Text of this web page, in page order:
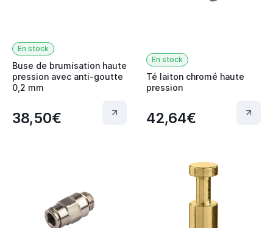
En stock
Buse de brumisation haute
pression avec anti-goutte
0,2 mm
38,50€
En stock
Té laiton chromé haute
pression
42,64€